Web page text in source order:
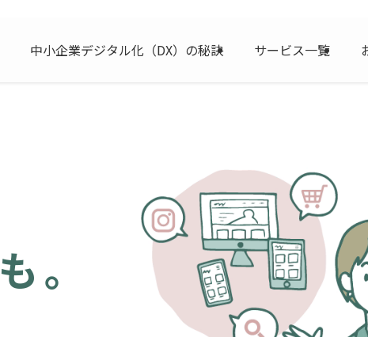
中小企業デジタル化（DX）の秘訣 サービス一覧
。